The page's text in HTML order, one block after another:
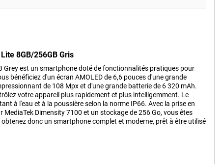
8GB/256GB Gris
Grey est un smartphone doté de fonctionnalités pratiques pour
bénéficiez d'un écran AMOLED de 6,6 pouces d'une grande
de 108 Mpx et d'une grande batterie de 6 320 mAh.
votre appareil plus rapidement et plus intelligemment. Le
à l'eau et à la poussière selon la norme IP66. Avec la prise en
MediaTek Dimensity 7100 et un stockage de 256 Go, vous êtes
donc un smartphone complet et moderne, prêt à être utilisé